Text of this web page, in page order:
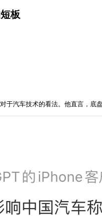
板
汽车技术的看法。他直言，底